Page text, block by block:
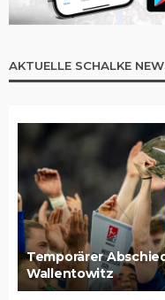
AKTUELLE SCHALKE
Temporärer
Wallentowitz